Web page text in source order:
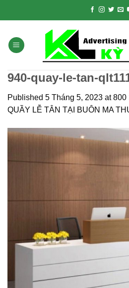
940-quay-le-tan-
Published 5 Tháng 5, 2023 at800
QUẦY LỄ TÂN TẠI BUÔN MA